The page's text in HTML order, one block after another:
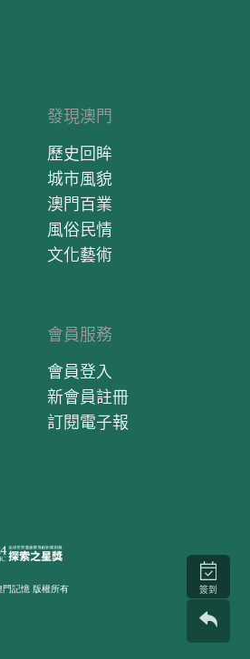
發現澳門
歷史回眸
城市風貌
澳門百業
風俗民情
文化藝術
會員服務
會員登入
新會員註冊
訂閱電子報
記憶 版權所有 簽到